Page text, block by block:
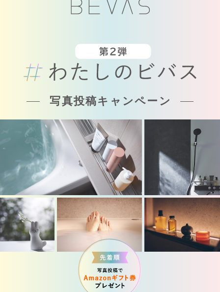
写真投稿キャンペーン